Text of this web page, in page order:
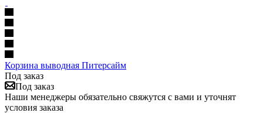
Корзина выводная Питерсайм
Под заказ
Под заказ
Наши менеджеры обязательно свяжутся с вами и уточнят
условия заказа